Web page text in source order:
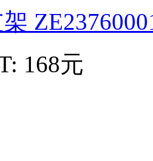
168元